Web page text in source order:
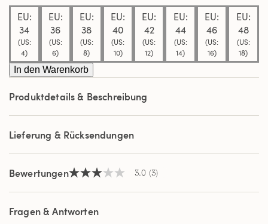
Bewertung.
Read
Reviews.
Link
auf
derselben
Seite.
EU:
34
(US:
4)
EU:
36
(US:
6)
EU:
38
(US:
8)
EU:
40
(US:
10)
EU:
42
(US:
12)
EU:
44
(US:
14)
EU:
46
(US:
16)
EU:
48
(US:
18)
In den Warenkorb
Produktdetails & Beschreibung
Lieferung & Rücksendungen
Bewertungen3.0
5
Sternen,
Durchschnittswert
3.0 (3)
Fragen & Antworten